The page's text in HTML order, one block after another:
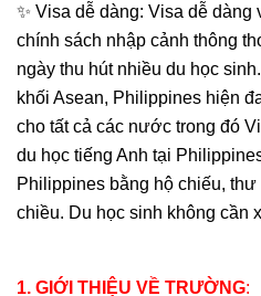
✨ Visa dễ dàng: Visa dễ
chính sách nhập cảnh thông
ngày thu hút nhiều du học
khối Asean, Philippines hiện
cho tất cả các nước trong đó
du học tiếng Anh tại
Philippines bằng hộ chiếu,
chiều. Du học sinh không cần
1. GIỚI THIỆU VỀ TRƯỜNG: